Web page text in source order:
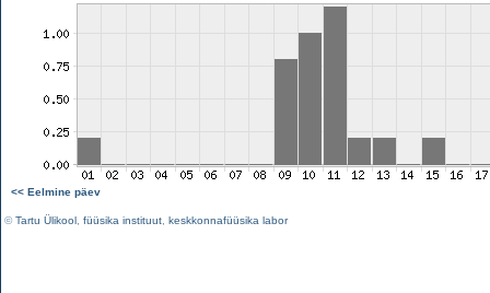
<< Eelmine päev
©Tartu Ülikool füüsika instituut keskkonnafüüsika labor